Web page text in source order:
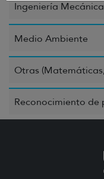
Ingeniería Mecánica
Medio Ambiente
Otras
Reconocimiento de